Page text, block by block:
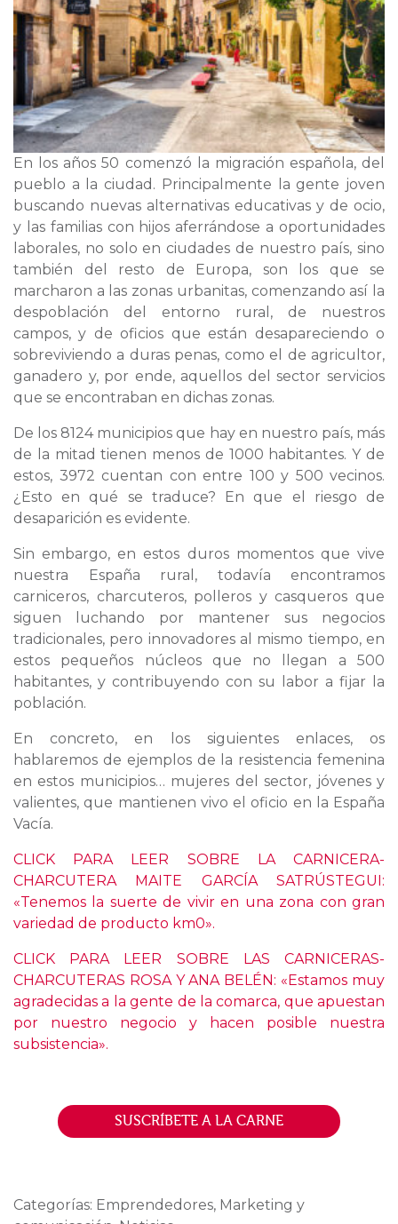
En los años 50 comenzó la migración española, del
pueblo a la ciudad. Principalmente la gente joven
buscando nuevas alternativas educativas y de ocio,
y las familias con hijos aferrándose a oportunidades
laborales, no solo en ciudades de nuestro país, sino
también del resto de Europa, son los que se
marcharon a las zonas urbanitas, comenzando así la
despoblación del entorno rural, de nuestros
campos, y de oficios que están desapareciendo o
sobreviviendo a duras penas, como el de agricultor,
ganadero y, por ende, aquellos del sector servicios
que se encontraban en dichas zonas.
De los 8124 municipios que hay en nuestro país, más
de la mitad tienen menos de 1000 habitantes. Y de
estos, 3972 cuentan con entre 100 y 500 vecinos.
¿Esto en qué se traduce? En que el riesgo de
desaparición es evidente.
Sin embargo, en estos duros momentos que vive
nuestra España rural, todavía encontramos
carniceros, charcuteros, polleros y casqueros que
siguen luchando por mantener sus negocios
tradicionales, pero innovadores al mismo tiempo, en
estos pequeños núcleos que no llegan a 500
habitantes, y contribuyendo con su labor a fijar la
población.
En concreto, en los siguientes enlaces, os
hablaremos de ejemplos de la resistencia femenina
en estos municipios… mujeres del sector, jóvenes y
valientes, que mantienen vivo el oficio en la España
Vacía.
CLICK PARA LEER SOBRE LA CARNICERA-
CHARCUTERA MAITE GARCÍA SATRÚSTEGUI:
«Tenemos la suerte de vivir en una zona con gran
variedad de producto km0».
CLICK PARA LEER SOBRE LAS CARNICERAS-
CHARCUTERAS ROSA Y ANA BELÉN: «Estamos muy
agradecidas a la gente de la comarca, que apuestan
por nuestro negocio y hacen posible nuestra
subsistencia».
SUSCRÍBETE A LA CARNE
Categorías: Emprendedores, Marketing y